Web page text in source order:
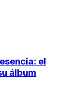
el
álbum